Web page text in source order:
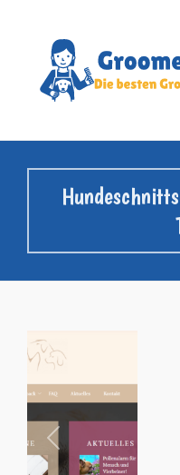
Vorheriges